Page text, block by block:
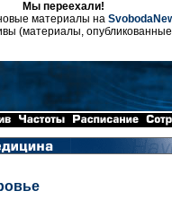
Мы переехали!
материалы на
(материалы,